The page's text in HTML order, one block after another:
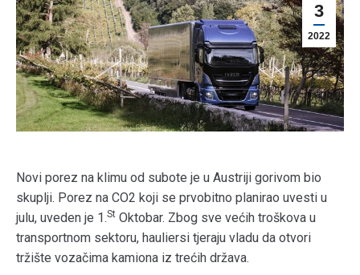
3
2022
Novi porez na klimu od subote je u Austriji gorivom bio
skuplji. Porez na CO2 koji se prvobitno planirao uvesti u
julu, uveden je 1.St Oktobar. Zbog sve većih troškova u
transportnom sektoru, hauliersi tjeraju vladu da otvori
tržište vozačima kamiona iz trećih država.